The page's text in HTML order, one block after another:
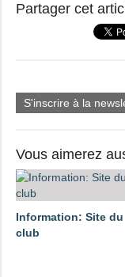
Partager cet
S'inscrire à la
Vous aimerez
Information: Site du
club